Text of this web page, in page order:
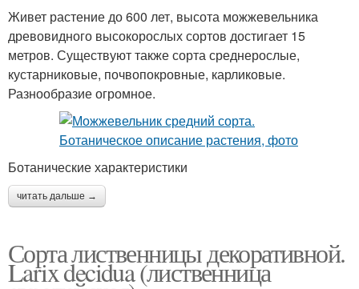
Живет растение до 600 лет, высота можжевельника
древовидного высокорослых сортов достигает 15
метров. Существуют также сорта среднерослые,
кустарниковые, почвопокровные, карликовые.
Разнообразие огромное.
Ботанические характеристики
читать дальше →
Сорта лиственницы декоративной.
Larix decidua (лиственница